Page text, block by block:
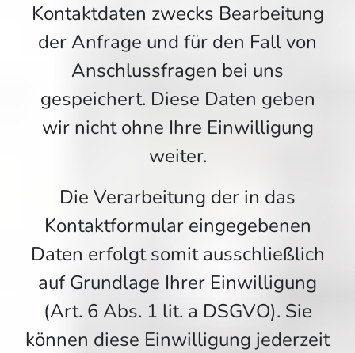
Kontaktdaten zwecks Bearbeitung
der Anfrage und für den Fall von
Anschlussfragen bei uns
gespeichert. Diese Daten geben
wir nicht ohne Ihre Einwilligung
weiter.
Die Verarbeitung der in das
Kontaktformular eingegebenen
Daten erfolgt somit ausschließlich
auf Grundlage Ihrer Einwilligung
(Art. 6 Abs. 1 lit. a DSGVO). Sie
können diese Einwilligung jederzeit